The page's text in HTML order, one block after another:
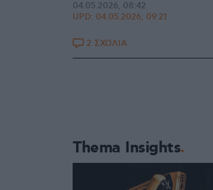
04.05.2026, 08:42
UPD: 04.05.2026, 09:21
2 ΣΧΟΛΙΑ
Thema Insights